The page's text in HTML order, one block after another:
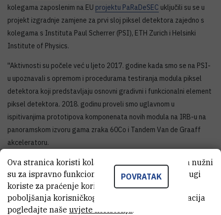
kolegama zaposlenim na EU projektu PaRaDeSEC uključili su se u
projekt izgradnje zamjene za prvi sloj piksel detektora zajedno s
kolegama s Instituta Paul Scherrer (PSI), ETH Zurich i Helsinki
Institute of Physics.
''Aktivnosti su počele već u ljeto 2017. godine kada smo se na PSI-
u upoznavali s opremom i procedurama testiranja modula piksel
detektora koji predstavljaju osnovni gradivni i funkcionalni element
piksel detektora. 2018. godinu proveli smo uglavnom u
ispitivanjima prototipova komponenata novih modula na IRB-u na
panoramskom izvoru gama zraka 60Co i Tandem Van de Graaff
akceleratoru.
POVRATAK
Ova stranica koristi kolačiće. Neki od tih kolačića nužni
su za ispravno funkcioniranje stranice, dok se drugi
koriste za praćenje korištenja stranice radi
poboljšanja korisničkog iskustva. Za više informacija
pogledajte naše uvjete korištenja.